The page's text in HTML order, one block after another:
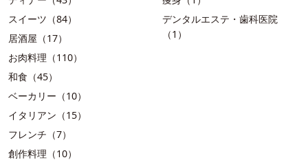
スイーツ（84）
居酒屋（17）
お肉料理（110）
和食（45）
ベーカリー（10）
イタリアン（15）
フレンチ（7）
創作料理（10）
デンタルエステ・歯科医院
（1）